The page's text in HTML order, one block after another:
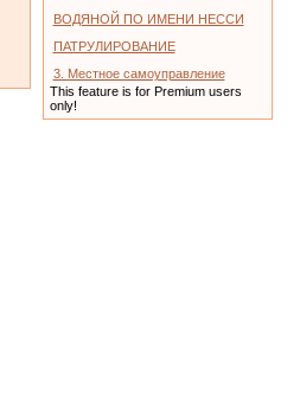
ВОДЯНОЙ ПО ИМЕНИ НЕССИ
ПАТРУЛИРОВАНИЕ
3. Местное самоуправление
This feature is for Premium users
only!